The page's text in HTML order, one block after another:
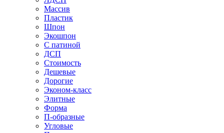
Массив
Пластик
Шпон
Экошпон
С патиной
ДСП
Стоимость
Дешевые
Дорогие
Эконом-класс
Элитные
Форма
П-образные
Угловые